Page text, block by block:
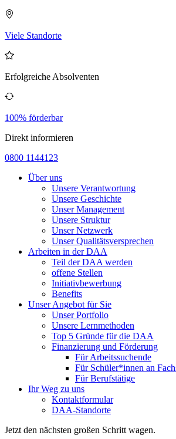
Viele Standorte
Erfolgreiche Absolventen
100% förderbar
Direkt informieren
0800 1144123
Über uns
Unsere Verantwortung
Unsere Geschichte
Unser Management
Unsere Struktur
Unser Netzwerk
Unser Qualitätsversprechen
Arbeiten in der DAA
Teil der DAA werden
offene Stellen
Initiativbewerbung
Benefits
Unser Angebot für Sie
Unser Portfolio
Unsere Lernmethoden
Top 5 Gründe für die DAA
Finanzierung und Förderung
Für Arbeitssuchende
Für Schüler*innen an
Für Berufstätige
Ihr Weg zu uns
Kontaktformular
DAA-Standorte
Jetzt den nächsten großen Schritt wagen.